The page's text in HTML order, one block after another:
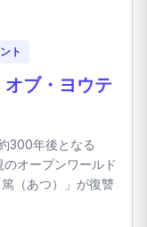
ト
ブ・ヨウテ
300年後となる
オープンワールド
（あつ）」が復讐